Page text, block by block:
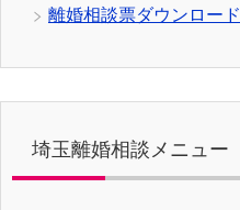
離婚相談票ダウンロード
埼玉離婚相談メニュー